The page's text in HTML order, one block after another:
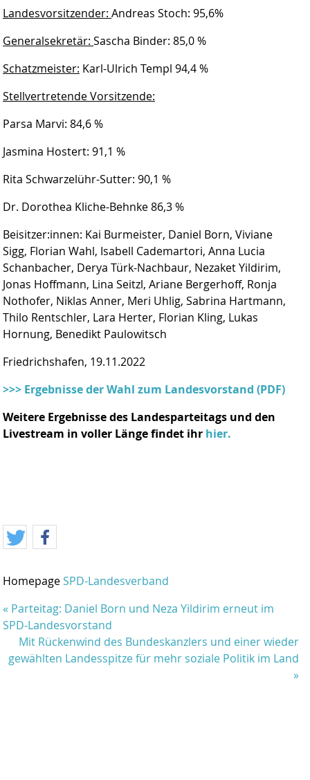
Landesvorsitzender: Andreas Stoch: 95,6%
Generalsekretär: Sascha Binder: 85,0 %
Schatzmeister: Karl-Ulrich Templ 94,4 %
Stellvertretende Vorsitzende:
Parsa Marvi: 84,6 %
Jasmina Hostert: 91,1 %
Rita Schwarzelühr-Sutter: 90,1 %
Dr. Dorothea Kliche-Behnke 86,3 %
Beisitzer:innen: Kai Burmeister, Daniel Born, Viviane
Sigg, Florian Wahl, Isabell Cademartori, Anna Lucia
Schanbacher, Derya Türk-Nachbaur, Nezaket Yildirim,
Jonas Hoffmann, Lina Seitzl, Ariane Bergerhoff, Ronja
Nothofer, Niklas Anner, Meri Uhlig, Sabrina Hartmann,
Thilo Rentschler, Lara Herter, Florian Kling, Lukas
Hornung, Benedikt Paulowitsch
Friedrichshafen, 19.11.2022
>>> Ergebnisse der Wahl zum Landesvorstand (PDF)
Weitere Ergebnisse des Landesparteitags und den
Livestream in voller Länge findet ihr hier.
HomepageSPD-Landesverband
« Parteitag: Daniel Born und Neza Yildirim erneut im
SPD-Landesvorstand
Mit Rückenwind des Bundeskanzlers und einer wieder
gewählten Landesspitze für mehr soziale Politik im Land
»